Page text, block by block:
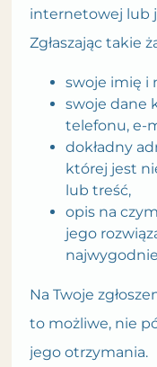
internetowej lub
Zgłaszając takie
swoje imię i
swoje dane
telefonu, e-
dokładny
której jest
lub treść,
opis na
jego
Na Twoje
to możliwe, nie
jego otrzymania.